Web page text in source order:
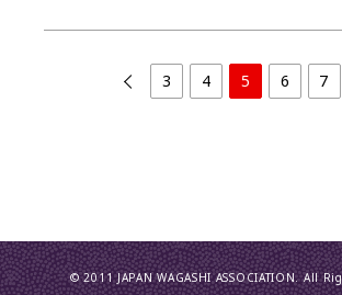
3 4 5 6 7
© 2011 JAPAN WAGASHI ASSOCIATION. All